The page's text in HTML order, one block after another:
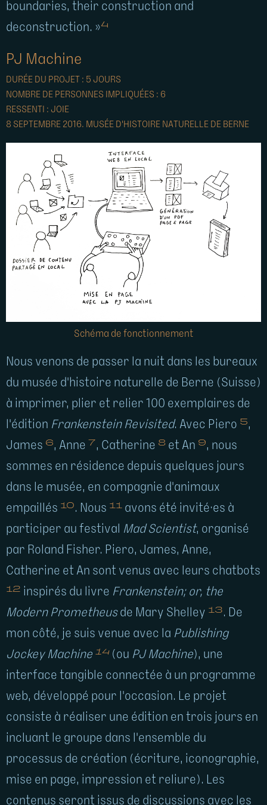
boundaries, their construction and
deconstruction. »4
PJ Machine
DURÉE DU PROJET : 5 JOURS
NOMBRE DE PERSONNES IMPLIQUÉES : 6
RESSENTI : JOIE
8 SEPTEMBRE 2016. MUSÉE D'HISTOIRE NATURELLE DE BERNE
Schéma de fonctionnement
Nous venons de passer la nuit dans les bureaux
du musée d'histoire naturelle de Berne (Suisse)
à imprimer, plier et relier 100 exemplaires de
l'édition Frankenstein Revisited. Avec Piero 5,
James 6, Anne 7, Catherine 8 et An 9, nous
sommes en résidence depuis quelques jours
dans le musée, en compagnie d'animaux
empaillés 10 . Nous 11
avons été invité·es à
participer au festival Mad Scientist, organisé
par Roland Fisher. Piero, James, Anne,
Catherine et An sont venus avec leurs chatbots
12 inspirés du livre Frankenstein; or, the
Modern Prometheusde Mary Shelley 13 . De
mon côté, je suis venue avec la Publishing
Jockey Machine 14(ou PJ Machine), une
interface tangible connectée à un programme
web, développé pour l'occasion. Le projet
consiste à réaliser une édition en trois jours en
incluant le groupe dans l'ensemble du
processus de création (écriture, iconographie,
mise en page, impression et reliure). Les
contenus seront issus de discussions avec les